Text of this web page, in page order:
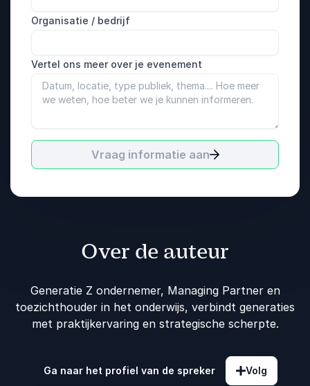
Organisatie / bedrijf
Vertel ons meer over je evenement
Vraag informatie aan
Over de auteur
Generatie Z ondernemer, Managing Partner en
toezichthouder in het onderwijs, verbindt generaties
met praktijkervaring en strategische scherpte.
Ga naar het profiel van de spreker Volg